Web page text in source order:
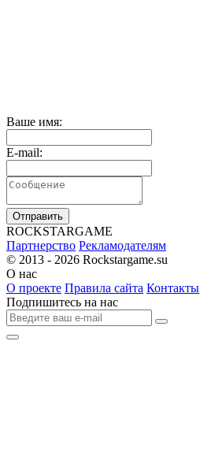
Ваше имя:
E-mail:
Отправить
ROCKSTARGAME
Партнерство Рекламодателям
© 2013 - 2026 Rockstargame.su
О нас
О проекте Правила сайта Контакты
Подпишитесь на нас